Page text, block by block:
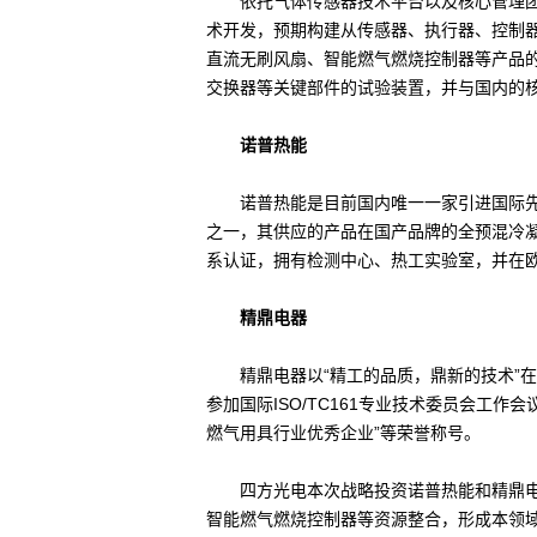
术开发，预期构建从传感器、执行器、控制
直流无刷风扇、智能燃气燃烧控制器等产品
交换器等关键部件的试验装置，并与国内的
诺普热能
诺普热能是目前国内唯一一家引进国际先
之一，其供应的产品在国产品牌的全预混冷
系认证，拥有检测中心、热工实验室，并在
精鼎电器
精鼎电器以“精工的品质，鼎新的技术”在
参加国际ISO/TC161专业技术委员会工作会
燃气用具行业优秀企业”等荣誉称号。
四方光电本次战略投资诺普热能和精鼎电
智能燃气燃烧控制器等资源整合，形成本领